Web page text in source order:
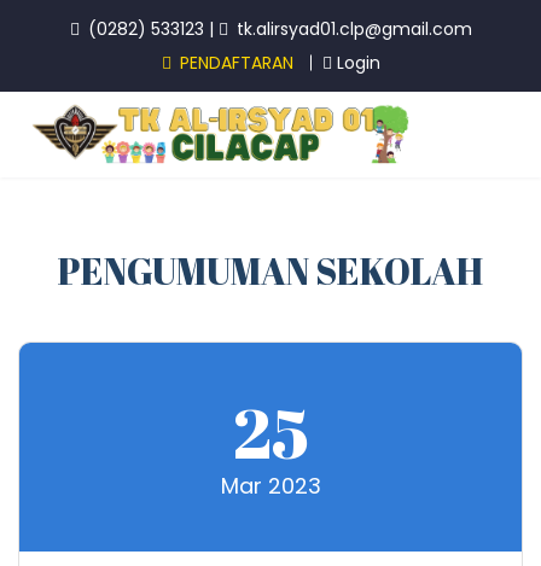
(0282) 533123 |
tk.alirsyad01.clp@gmail.com
PENDAFTARAN
Login
PENGUMUMAN SEKOLAH
25
Mar 2023